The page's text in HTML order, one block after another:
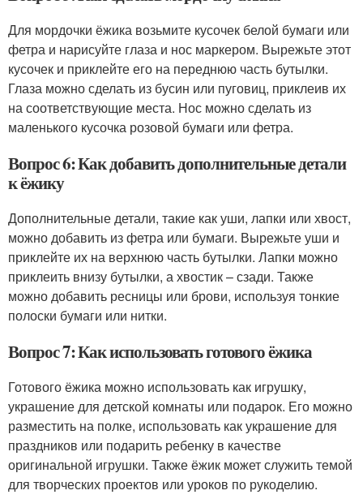
Для мордочки ёжика возьмите кусочек белой бумаги или
фетра и нарисуйте глаза и нос маркером. Вырежьте этот
кусочек и приклейте его на переднюю часть бутылки.
Глаза можно сделать из бусин или пуговиц, приклеив их
на соответствующие места. Нос можно сделать из
маленького кусочка розовой бумаги или фетра.
Вопрос 6: Как добавить дополнительные детали
к ёжику
Дополнительные детали, такие как уши, лапки или хвост,
можно добавить из фетра или бумаги. Вырежьте уши и
приклейте их на верхнюю часть бутылки. Лапки можно
приклеить внизу бутылки, а хвостик – сзади. Также
можно добавить ресницы или брови, используя тонкие
полоски бумаги или нитки.
Вопрос 7: Как использовать готового ёжика
Готового ёжика можно использовать как игрушку,
украшение для детской комнаты или подарок. Его можно
разместить на полке, использовать как украшение для
праздников или подарить ребенку в качестве
оригинальной игрушки. Также ёжик может служить темой
для творческих проектов или уроков по рукоделию.